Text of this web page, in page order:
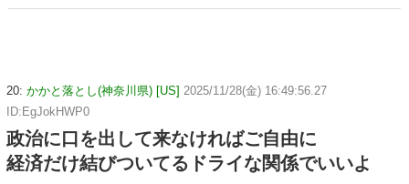
20: かかと落とし(神奈川県) [US] 2025/11/28(金) 16:49:56.27
ID:EgJokHWP0
政治に口を出して来なければご自由に
経済だけ結びついてるドライな関係でいいよ